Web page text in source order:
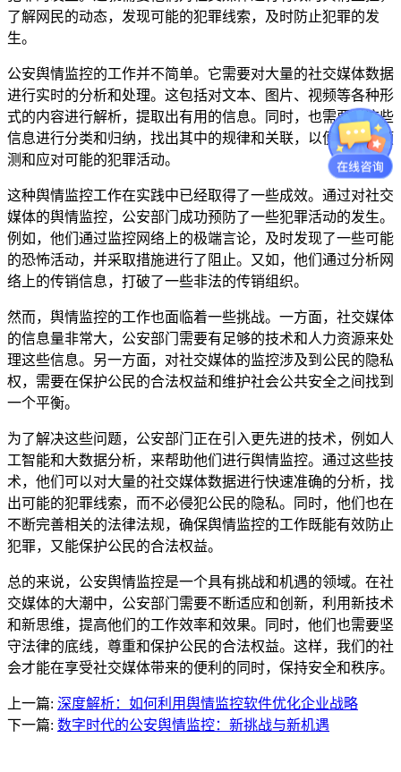
了解网民的动态，发现可能的犯罪线索，及时防止犯罪的发
生。
公安舆情监控的工作并不简单。它需要对大量的社交媒体数据
进行实时的分析和处理。这包括对文本、图片、视频等各种形
式的内容进行解析，提取出有用的信息。同时，也需要对这些
信息进行分类和归纳，找出其中的规律和关联，以便更好地预
测和应对可能的犯罪活动。
这种舆情监控工作在实践中已经取得了一些成效。通过对社交
媒体的舆情监控，公安部门成功预防了一些犯罪活动的发生。
例如，他们通过监控网络上的极端言论，及时发现了一些可能
的恐怖活动，并采取措施进行了阻止。又如，他们通过分析网
络上的传销信息，打破了一些非法的传销组织。
然而，舆情监控的工作也面临着一些挑战。一方面，社交媒体
的信息量非常大，公安部门需要有足够的技术和人力资源来处
理这些信息。另一方面，对社交媒体的监控涉及到公民的隐私
权，需要在保护公民的合法权益和维护社会公共安全之间找到
一个平衡。
为了解决这些问题，公安部门正在引入更先进的技术，例如人
工智能和大数据分析，来帮助他们进行舆情监控。通过这些技
术，他们可以对大量的社交媒体数据进行快速准确的分析，找
出可能的犯罪线索，而不必侵犯公民的隐私。同时，他们也在
不断完善相关的法律法规，确保舆情监控的工作既能有效防止
犯罪，又能保护公民的合法权益。
总的来说，公安舆情监控是一个具有挑战和机遇的领域。在社
交媒体的大潮中，公安部门需要不断适应和创新，利用新技术
和新思维，提高他们的工作效率和效果。同时，他们也需要坚
守法律的底线，尊重和保护公民的合法权益。这样，我们的社
会才能在享受社交媒体带来的便利的同时，保持安全和秩序。
上一篇: 深度解析：如何利用舆情监控软件优化企业战略
下一篇: 数字时代的公安舆情监控：新挑战与新机遇